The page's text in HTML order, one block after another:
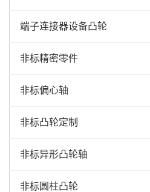
端子连接器设备凸轮
非标精密零件
非标偏心轴
非标凸轮定制
非标异形凸轮轴
非标圆柱凸轮